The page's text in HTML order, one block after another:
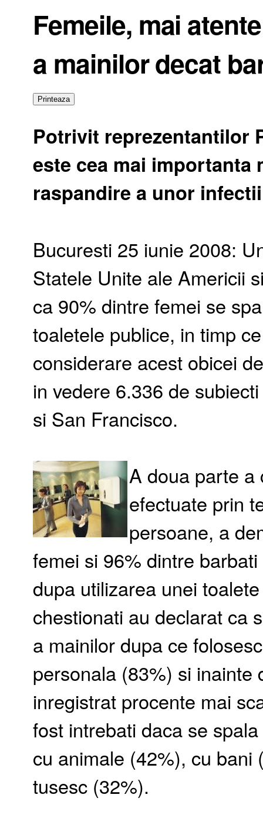
Femeile, mai
a mainilor decat
Potrivit reprezentantilor
este cea mai importanta
raspandire a unor infectii
Bucuresti 25 iunie 2008:
Statele Unite ale Americii
ca 90% dintre femei se
toaletele publice, in timp
considerare acest obicei
in vedere 6.336 de
si San Francisco.
A doua parte a
efectuate prin
persoane, a
femei si 96% dintre
dupa utilizarea unei
chestionati au declarat ca
a mainilor dupa ce
personala (83%) si
inregistrat procente mai
fost intrebati daca se
cu animale (42%), cu
tusesc (32%).